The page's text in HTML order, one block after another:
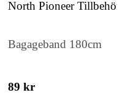
North Pioneer Tillbehör
Bagageband 180cm
89 kr